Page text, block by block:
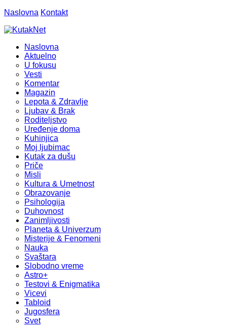
Naslovna Kontakt
Naslovna
Aktuelno
U fokusu
Vesti
Komentar
Magazin
Lepota & Zdravlje
Ljubav & Brak
Roditeljstvo
Uređenje doma
Kuhinjica
Moj ljubimac
Kutak za dušu
Priče
Misli
Kultura & Umetnost
Obrazovanje
Psihologija
Duhovnost
Zanimljivosti
Planeta & Univerzum
Misterije & Fenomeni
Nauka
Svaštara
Slobodno vreme
Astro+
Testovi & Enigmatika
Vicevi
Tabloid
Jugosfera
Svet